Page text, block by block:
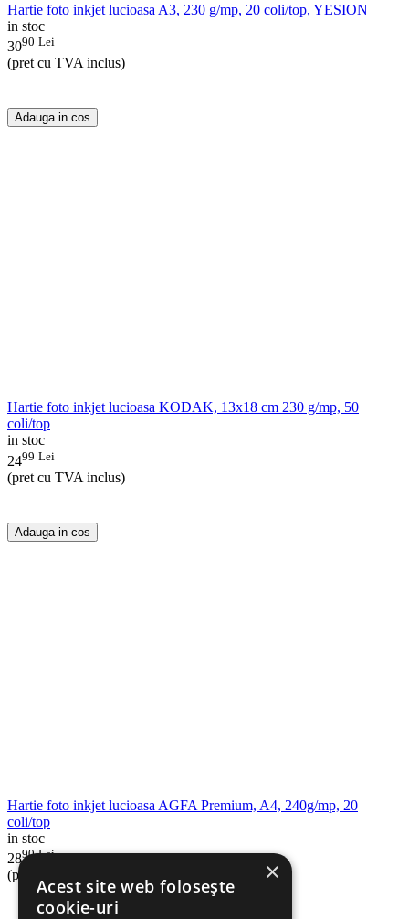
Hartie foto inkjet lucioasa A3, 230 g/mp, 20 coli/top, YESION
in stoc
3090 Lei
(pret cu TVA inclus)
Adauga in cos
Hartie foto inkjet lucioasa KODAK, 13x18 cm 230 g/mp, 50
coli/top
in stoc
2499 Lei
(pret cu TVA inclus)
Adauga in cos
Hartie foto inkjet lucioasa AGFA Premium, A4, 240g/mp, 20
coli/top
in stoc
2890 Lei
(pret cu TVA inclus) ×
Acest site web folosește
cookie-uri